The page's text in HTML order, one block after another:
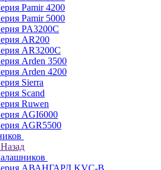
Pamir 4200
Pamir 5000
PA3200C
AR200
AR3200C
Arden 3500
Arden 4200
Sierra
Scand
Ruwen
AGI6000
AGR5500
Назад
АВАНГАРД KVC-B